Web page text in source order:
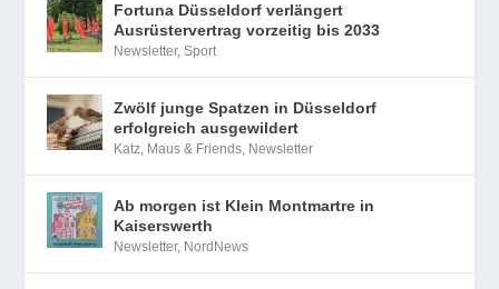
Fortuna Düsseldorf verlängert
Ausrüstervertrag vorzeitig bis 2033
Newsletter,Sport
Zwölf junge Spatzen in Düsseldorf
erfolgreich ausgewildert
Katz, Maus & Friends, Newsletter
Ab morgen ist Klein Montmartre in
Kaiserswerth
Newsletter, NordNews